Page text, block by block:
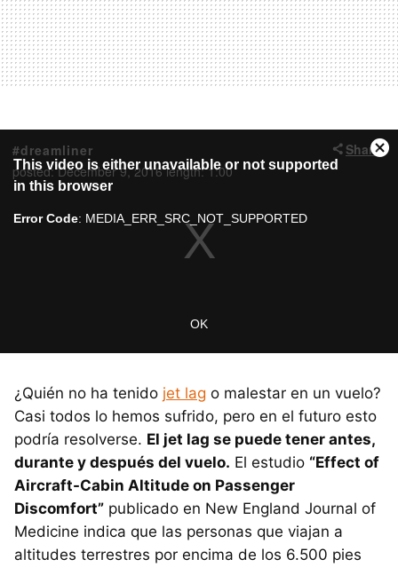
¿Quién no ha tenido jet lag o malestar en un vuelo?
Casi todos lo hemos sufrido, pero en el futuro esto
podría resolverse. El jet lag se puede tener antes,
durante y después del vuelo. El estudio “Effect of
Aircraft-Cabin Altitude on Passenger
Discomfort” publicado en New England Journal of
Medicine indica que las personas que viajan a
altitudes terrestres por encima de los 6.500 pies